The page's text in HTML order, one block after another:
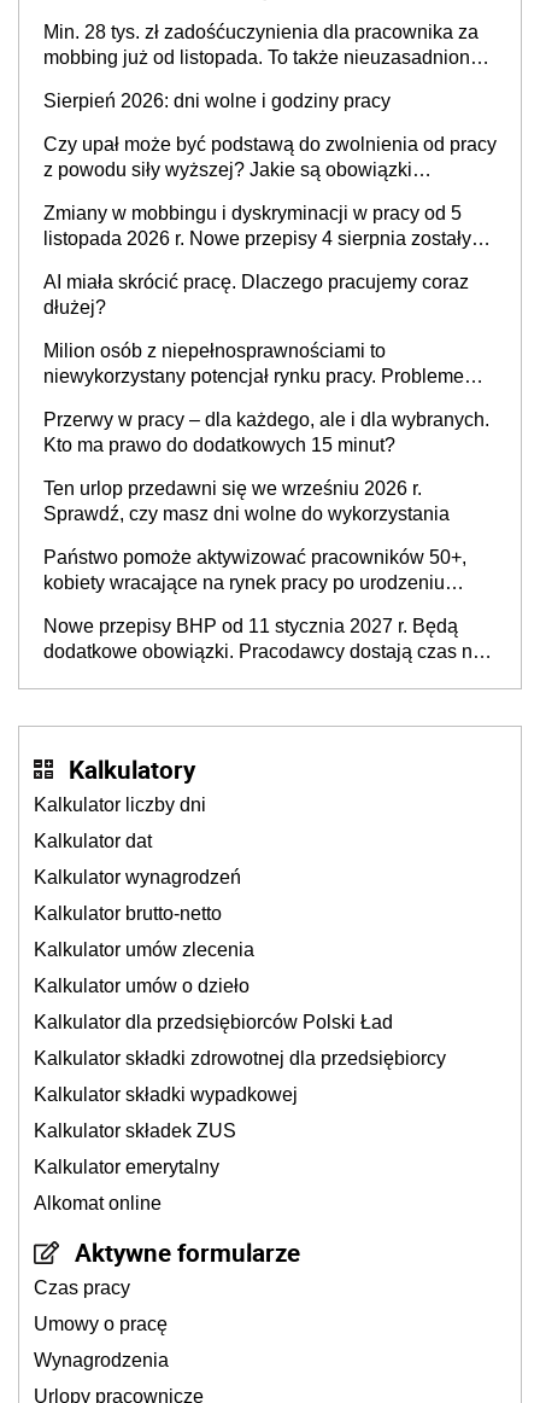
Min. 28 tys. zł zadośćuczynienia dla pracownika za
mobbing już od listopada. To także nieuzasadniona
Sierpień 2026: dni wolne i godziny pracy
Czy upał może być podstawą do zwolnienia od pracy
z powodu siły wyższej? Jakie są obowiązki
Zmiany w mobbingu i dyskryminacji w pracy od 5
listopada 2026 r. Nowe przepisy 4 sierpnia zostały
AI miała skrócić pracę. Dlaczego pracujemy coraz
dłużej?
Milion osób z niepełnosprawnościami to
niewykorzystany potencjał rynku pracy. Problemem
refundacji, ale bariery po stronie systemu i
świadomości pracodawców [WYWIAD]
Przerwy w pracy – dla każdego, ale i dla wybranych.
Kto ma prawo do dodatkowych 15 minut?
Ten urlop przedawni się we wrześniu 2026 r.
Sprawdź, czy masz dni wolne do wykorzystania
Państwo pomoże aktywizować pracowników 50+,
kobiety wracające na rynek pracy po urodzeniu
neuroatypowe. Powstanie Fundusz na rzecz
Inkluzywności w Zatrudnianiu?
Nowe przepisy BHP od 11 stycznia 2027 r. Będą
dodatkowe obowiązki. Pracodawcy dostają czas na
Kalkulatory
Kalkulator liczby dni
Kalkulator dat
Kalkulator wynagrodzeń
Kalkulator brutto-netto
Kalkulator umów zlecenia
Kalkulator umów o dzieło
Kalkulator dla przedsiębiorców Polski Ład
Kalkulator składki zdrowotnej dla przedsiębiorcy
Kalkulator składki wypadkowej
Kalkulator składek ZUS
Kalkulator emerytalny
Alkomat online
Aktywne formularze
Czas pracy
Umowy o pracę
Wynagrodzenia
Urlopy pracownicze